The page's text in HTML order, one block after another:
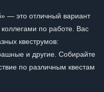
— это отличный вариант
по работе. Вас
квеструмов:
и другие. Собирайте
по различным квестам